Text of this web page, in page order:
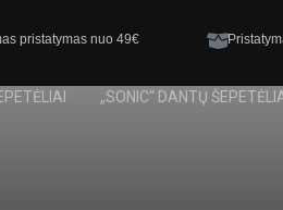
pristatymas nuo 49€
„SONIC“ DANTŲ